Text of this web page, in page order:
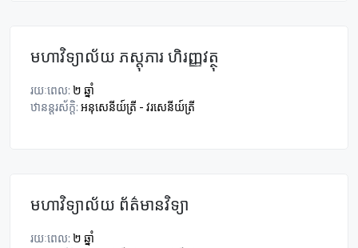
មហាវិទ្យាល័យ ភស្តុភារ ហិរញ្ញវត្ថុ
រយៈពេល: ២ ឆ្នាំ
ឋានន្តរស័ក្តិ: អនុសេនីយ៍ត្រី - វរសេនីយ៍ត្រី
មហាវិទ្យាល័យ ព័ត៌មានវិទ្យា
រយៈពេល: ២ ឆ្នាំ